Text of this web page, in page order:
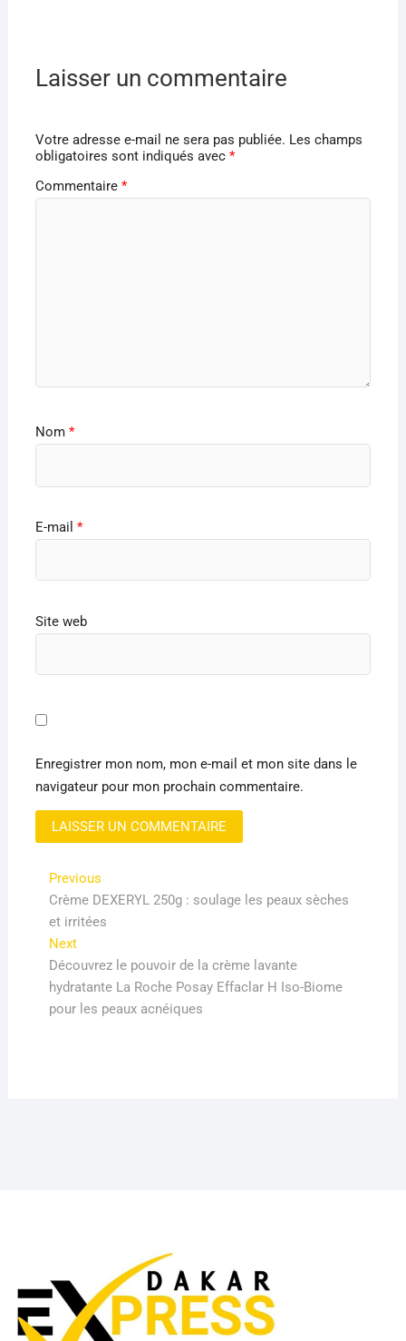
Laisser un commentaire
Votre adresse e-mail ne sera pas publiée. Les champs
obligatoires sont indiqués avec *
Commentaire *
Nom *
E-mail *
Site web
Enregistrer mon nom, mon e-mail et mon site dans le
navigateur pour mon prochain commentaire.
Navigation
de
l’article
PreviousPrevious
post:
Crème DEXERYL 250g : soulage les peaux sèches
et irritées
NextNext
post:
Découvrez le pouvoir de la crème lavante
hydratante La Roche Posay Effaclar H Iso-Biome
pour les peaux acnéiques